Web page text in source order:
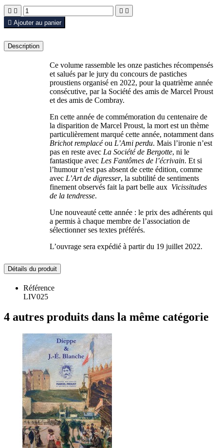
   
 Ajouter au panier
Description
Ce volume rassemble les onze pastiches récompensés
et salués par le jury du concours de pastiches
proustiens organisé en 2022, pour la quatrième année
consécutive, par la Société des amis de Marcel Proust
et des amis de Combray.
En cette année de commémoration du centenaire de
la disparition de Marcel Proust, la mort est un thème
particulièrement marqué cette année, notamment dans
Brichot remplacéou L’Ami perdu. Mais l’ironie n’est
pas en reste avec La Société de Bergotte, ni le
fantastique avec Les Fantômes de l’écrivain. Et si
l’humour n’est pas absent de cette édition, comme
avec L’Art de digresser, la subtilité de sentiments
finement observés fait la part belle aux Vicissitudes
de la tendresse.
Une nouveauté cette année : le prix des adhérents qui
a permis à chaque membre de l’association de
sélectionner ses textes préférés.
L’ouvrage sera expédié à partir du 19 juillet 2022.
Détails du produit
Référence
LIV025
4 autres produits dans la même catégorie